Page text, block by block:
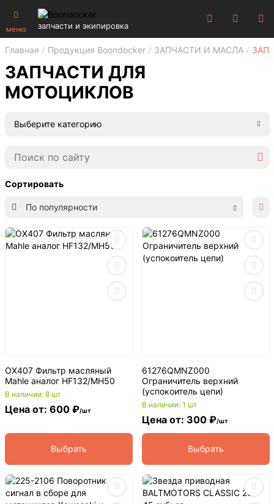
меню запчасти и экипировка
Главная Продукция Boondocker ЗАПЧАСТИ И МАСЛА
ЗАПЧАСТИ ДЛЯ
МОТОЦИКЛОВ
Выберите категорию
Сортировать
По популярности
OX407 Фильтр масляный
Mahle аналог HF132/MH50
В наличии: 8 шт
Цена от: 600 ₽/шт
Выбрать
61276QMNZ000
Ограничитель верхний
(успокоитель цепи)
В наличии: 1 шт
Цена от: 300 ₽/шт
Выбрать